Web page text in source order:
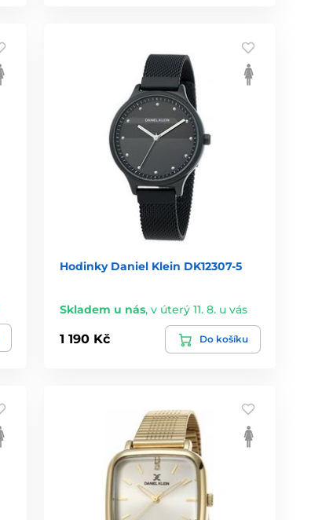
Hodinky Daniel Klein DK12307-5
Skladem u nás,v úterý 11. 8. u vás
1 190 Kč Do košíku